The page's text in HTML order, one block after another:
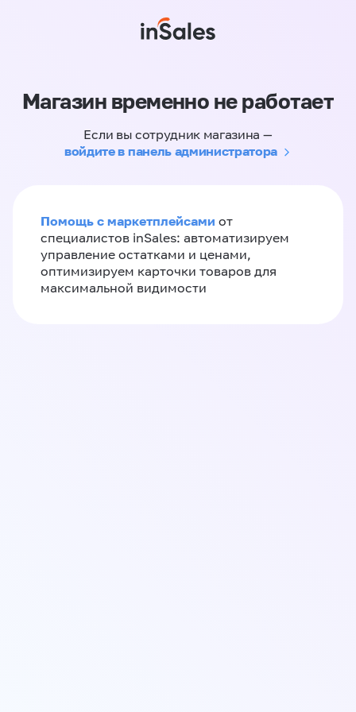
Магазин временно не работает
Если вы сотрудник магазина —
войдите в панель администратора
Помощь с маркетплейсами от
специалистов inSales: автоматизируем
управление остатками и ценами,
оптимизируем карточки товаров для
максимальной видимости